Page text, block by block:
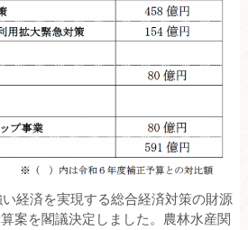
経済を実現する総合経済対策の財源
案を閣議決定しました。農林水産関